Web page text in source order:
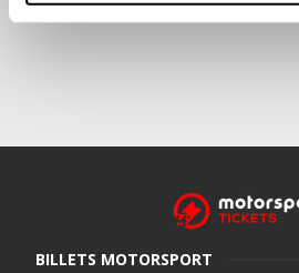
BILLETS MOTORSPORT